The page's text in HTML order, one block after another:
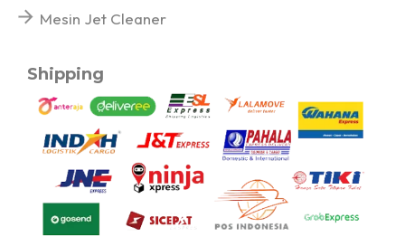
Mesin Jet Cleaner
Shipping